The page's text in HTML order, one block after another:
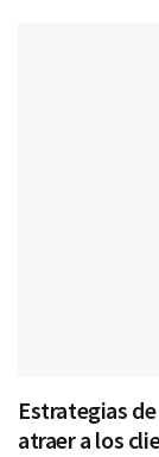
Estrategias
atraer a los